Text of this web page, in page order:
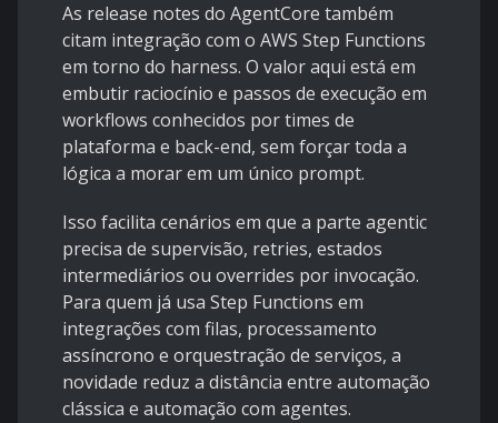
As release notes do AgentCore também
citam integração com o AWS Step Functions
em torno do harness. O valor aqui está em
embutir raciocínio e passos de execução em
workflows conhecidos por times de
plataforma e back-end, sem forçar toda a
lógica a morar em um único prompt.
Isso facilita cenários em que a parte agentic
precisa de supervisão, retries, estados
intermediários ou overrides por invocação.
Para quem já usa Step Functions em
integrações com filas, processamento
assíncrono e orquestração de serviços, a
novidade reduz a distância entre automação
clássica e automação com agentes.